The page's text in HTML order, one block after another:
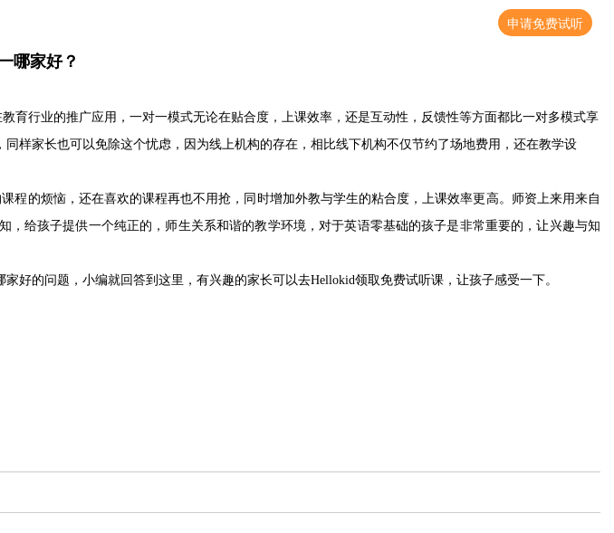
申请免费试听
哪家好？
育行业的推广应用，一对一模式无论在贴合度，上课效率，还是互动性，反馈性等方面都比一对多模式享
样家长也可以免除这个忧虑，因为线上机构的存在，相比线下机构不仅节约了场地费用，还在教学设
程的烦恼，还在喜欢的课程再也不用抢，同时增加外教与学生的粘合度，上课效率更高。师资上来用来自
给孩子提供一个纯正的，师生关系和谐的教学环境，对于英语零基础的孩子是非常重要的，让兴趣与知
好的问题，小编就回答到这里，有兴趣的家长可以去Hellokid领取免费试听课，让孩子感受一下。